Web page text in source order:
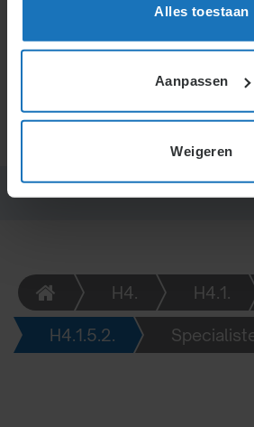
Alles toestaan
Aanpassen
Weigeren
loon betaalt de werkgever
verhoging tot 50% wegens
dag van geplande betaling.
H4. H4.1.
H4.1.5.2.